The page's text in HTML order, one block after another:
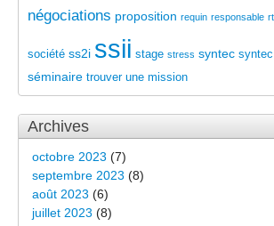
négociations proposition requin responsable
société ss2i ssii stage stress syntec
séminaire trouver une mission
Archives
octobre 2023 (7)
septembre 2023 (8)
août 2023 (6)
juillet 2023 (8)